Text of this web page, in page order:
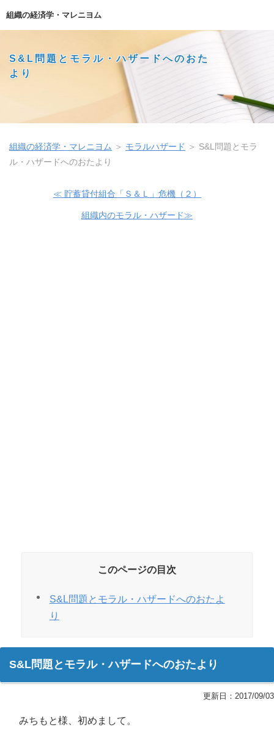
組織の経済学・マレニヨム
S&L問題とモラル・ハザードへのおた
より
組織の経済学・マレニヨム ＞ モラルハザード ＞ S&L問題とモラ
ル・ハザードへのおたより
≪ 貯蓄貸付組合「Ｓ＆Ｌ」危機（２）
組織内のモラル・ハザード≫
このページの目次
S&L問題とモラル・ハザードへのおたよ
り
S&L問題とモラル・ハザードへのおたより
更新日： 2017/09/03
みちもと様、初めまして。